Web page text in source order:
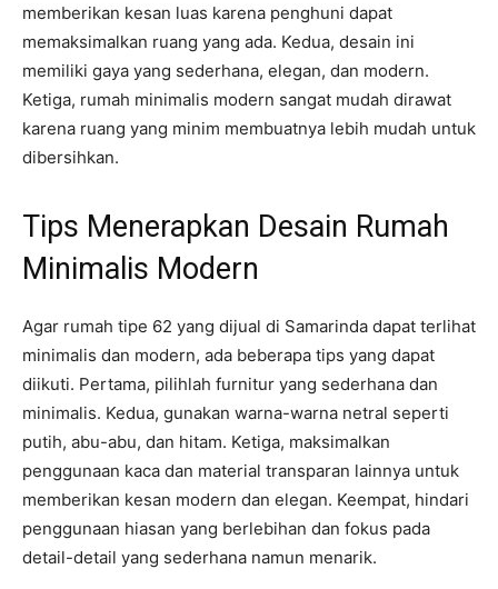
memberikan kesan luas karena penghuni dapat
memaksimalkan ruang yang ada. Kedua, desain ini
memiliki gaya yang sederhana, elegan, dan modern.
Ketiga, rumah minimalis modern sangat mudah dirawat
karena ruang yang minim membuatnya lebih mudah untuk
dibersihkan.
Tips Menerapkan Desain Rumah
Minimalis Modern
Agar rumah tipe 62 yang dijual di Samarinda dapat terlihat
minimalis dan modern, ada beberapa tips yang dapat
diikuti. Pertama, pilihlah furnitur yang sederhana dan
minimalis. Kedua, gunakan warna-warna netral seperti
putih, abu-abu, dan hitam. Ketiga, maksimalkan
penggunaan kaca dan material transparan lainnya untuk
memberikan kesan modern dan elegan. Keempat, hindari
penggunaan hiasan yang berlebihan dan fokus pada
detail-detail yang sederhana namun menarik.